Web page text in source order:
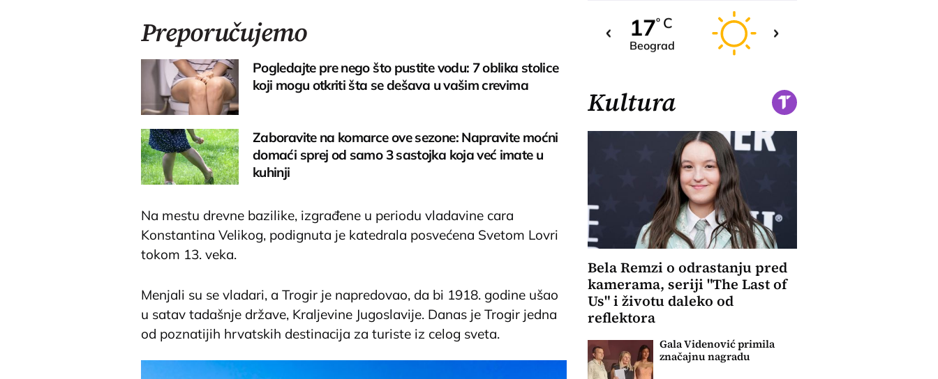
Preporučujemo
Pogledajte pre nego što pustite vodu: 7 oblika stolice
koji mogu otkriti šta se dešava u vašim crevima
Zaboravite na komarce ove sezone: Napravite moćni
domaći sprej od samo 3 sastojka koja već imate u
kuhinji
Na mestu drevne bazilike, izgrađene u periodu vladavine cara
Konstantina Velikog, podignuta je katedrala posvećena Svetom Lovri
tokom 13. veka.
Menjali su se vladari, a Trogir je napredovao, da bi 1918. godine ušao
u satav tadašnje države, Kraljevine Jugoslavije. Danas je Trogir jedna
od poznatijih hrvatskih destinacija za turiste iz celog sveta.
17o C
Beograd
Kultura
Bela Remzi o odrastanju pred
kamerama, seriji "The Last of
Us" i životu daleko od
reflektora
Gala Videnović primila
značajnu nagradu